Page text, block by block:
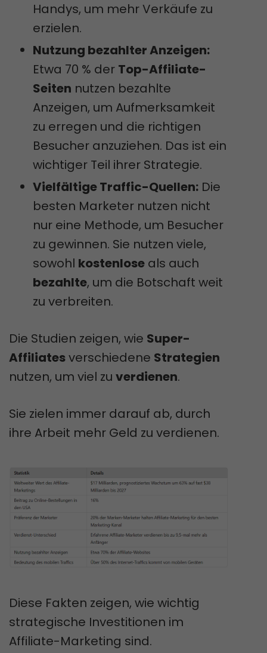
Handys, um mehr Verkäufe zu
erzielen.
Nutzung bezahlter Anzeigen:
Etwa 70 % der Top-Affiliate-
Seiten nutzen bezahlte
Anzeigen, um Aufmerksamkeit
zu erregen und die richtigen
Besucher anzuziehen. Das ist ein
wichtiger Teil ihrer Strategie.
Vielfältige Traffic-Quellen: Die
besten Marketer nutzen nicht
nur eine Methode, um Besucher
zu gewinnen. Sie nutzen viele,
sowohl kostenlose als auch
bezahlte, um die Botschaft weit
zu verbreiten.
Die Studien zeigen, wie Super-
Affiliatesverschiedene Strategien
nutzen, um viel zu verdienen.
Sie zielen immer darauf ab, durch
ihre Arbeit mehr Geld zu verdienen.
Diese Fakten zeigen, wie wichtig
strategische Investitionen im
Affiliate-Marketing sind.